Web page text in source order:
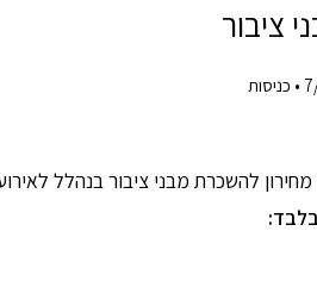
ציבור
• כניסות
להשכרת מבני ציבור בנהלל